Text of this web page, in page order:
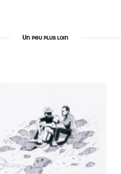
Un peu plus loin